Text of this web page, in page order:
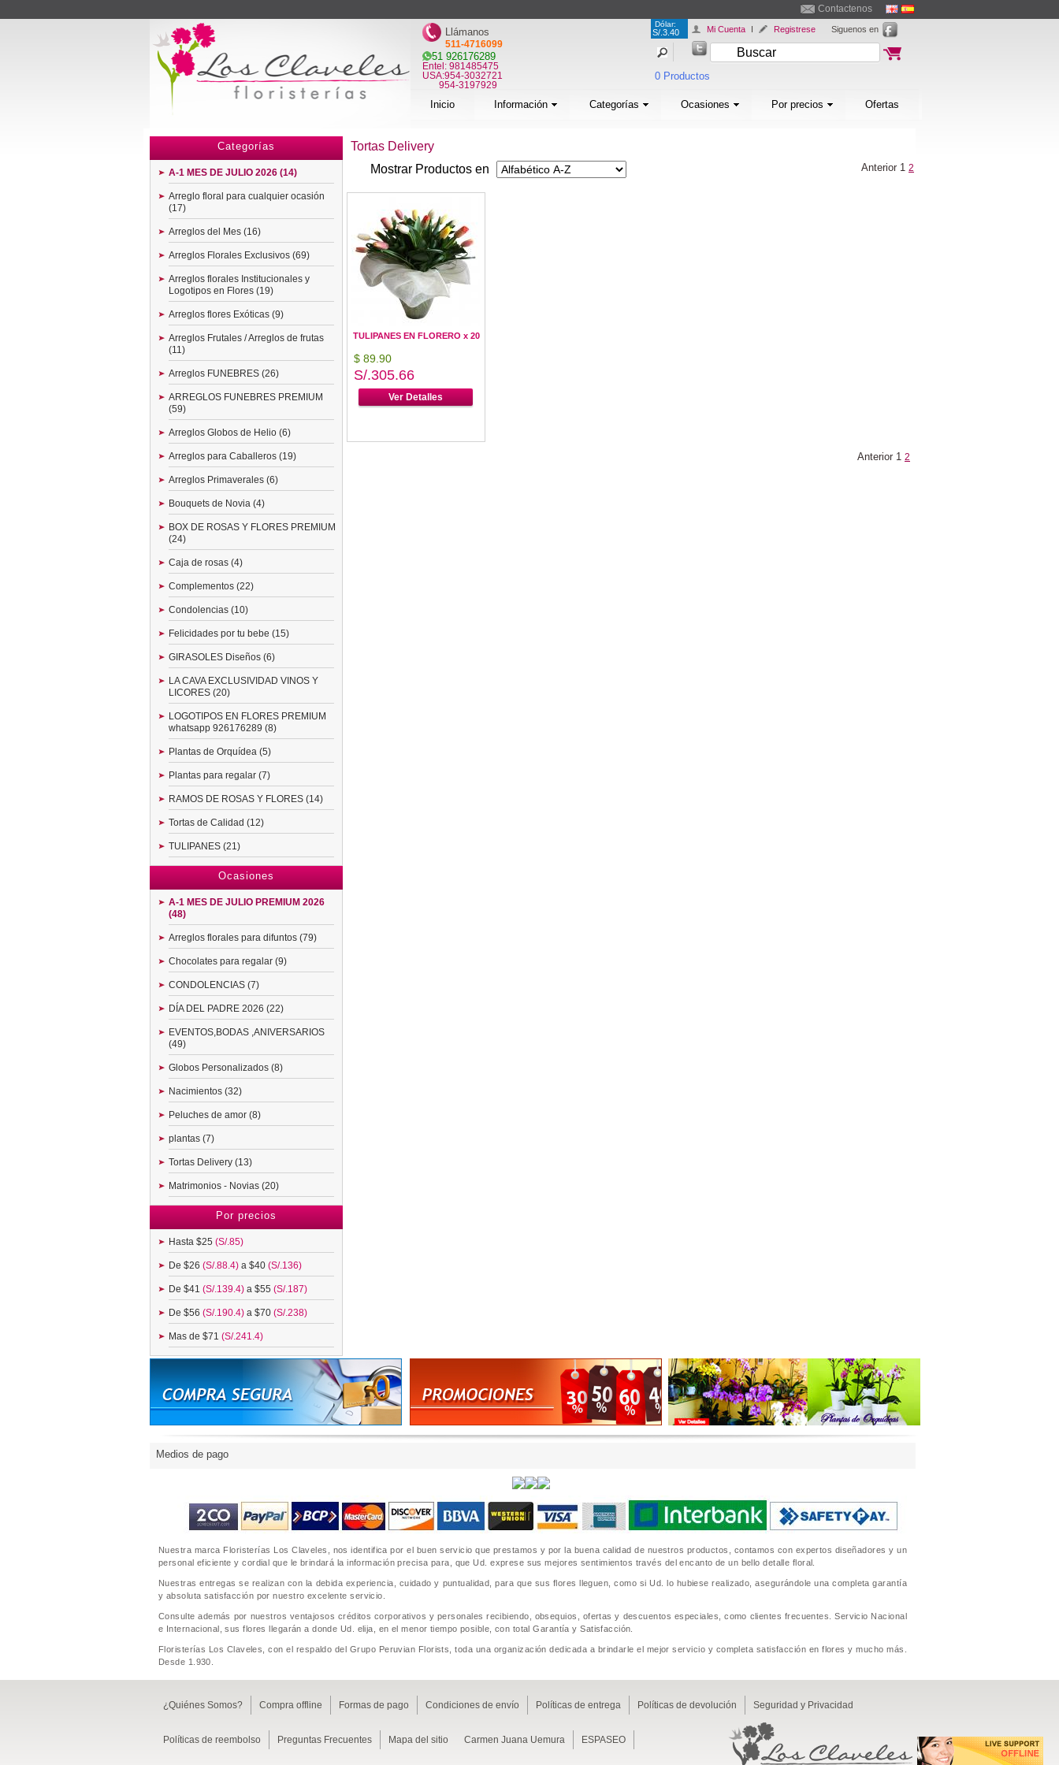
Categorías
A-1 MES DE JULIO 2026 (14)
Arreglo floral para cualquier ocasión
(17)
Arreglos del Mes (16)
Arreglos Florales Exclusivos (69)
Arreglos florales Institucionales y
Logotipos en Flores (19)
Arreglos flores Exóticas (9)
Arreglos Frutales / Arreglos de frutas
(11)
Arreglos FUNEBRES (26)
ARREGLOS FUNEBRES PREMIUM
(59)
Arreglos Globos de Helio (6)
Arreglos para Caballeros (19)
Arreglos Primaverales (6)
Bouquets de Novia (4)
BOX DE ROSAS Y FLORES PREMIUM
(24)
Caja de rosas (4)
Complementos (22)
Condolencias (10)
Felicidades por tu bebe (15)
GIRASOLES Diseños (6)
LA CAVA EXCLUSIVIDAD VINOS Y
LICORES (20)
LOGOTIPOS EN FLORES PREMIUM
whatsapp 926176289 (8)
Plantas de Orquídea (5)
Plantas para regalar (7)
RAMOS DE ROSAS Y FLORES (14)
Tortas de Calidad (12)
TULIPANES (21)
Ocasiones
A-1 MES DE JULIO PREMIUM 2026
(48)
Arreglos florales para difuntos (79)
Chocolates para regalar (9)
CONDOLENCIAS (7)
DÍA DEL PADRE 2026 (22)
EVENTOS,BODAS ,ANIVERSARIOS
(49)
Globos Personalizados (8)
Nacimientos (32)
Peluches de amor (8)
plantas (7)
Tortas Delivery (13)
Matrimonios - Novias (20)
Por precios
Hasta $25 (S/.85)
De $26 (S/.88.4) a $40 (S/.136)
De $41 (S/.139.4) a $55 (S/.187)
De $56 (S/.190.4) a $70 (S/.238)
Mas de $71 (S/.241.4)
Tortas Delivery
Mostrar Productos en
Anterior 1 2
TULIPANES EN FLORERO x 20
$ 89.90
S/.305.66
Ver Detalles
Anterior 1 2
Medios de pago
Nuestra marca Floristerías Los Claveles, nos identifica por el buen servicio que prestamos y por la buena calidad de nuestros productos, contamos con expertos diseñadores y un
personal eficiente y cordial que le brindará la información precisa para, que Ud. exprese sus mejores sentimientos través del encanto de un bello detalle floral.
Nuestras entregas se realizan con la debida experiencia, cuidado y puntualidad, para que sus flores lleguen, como si Ud. lo hubiese realizado, asegurándole una completa garantía
y absoluta satisfacción por nuestro excelente servicio.
Consulte además por nuestros ventajosos créditos corporativos y personales recibiendo, obsequios, ofertas y descuentos especiales, como clientes frecuentes. Servicio Nacional
e Internacional, sus flores llegarán a donde Ud. elija, en el menor tiempo posible, con total Garantía y Satisfacción.
Floristerías Los Claveles, con el respaldo del Grupo Peruvian Florists, toda una organización dedicada a brindarle el mejor servicio y completa satisfacción en flores y mucho más.
Desde 1.930.
Contactenos
Llámanos
511-4716099
51 926176289
Entel: 981485475
USA:954-3032721
954-3197929
Dólar:
S/.3.40 Mi Cuenta I Registrese Siguenos en
0 Productos
Inicio Información Categorías Ocasiones Por precios Ofertas
¿Quiénes Somos? Compra offline Formas de pago Condiciones de envío Políticas de entrega Políticas de devolución Seguridad y Privacidad
Políticas de reembolso Preguntas Frecuentes Mapa del sitio Carmen Juana Uemura ESPASEO